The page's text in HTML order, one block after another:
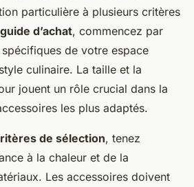
particulière à plusieurs critères
guide d’achat, commencez par
de votre espace
culinaire. La taille et la
jouent un rôle crucial dans la
les plus adaptés.
de sélection, tenez
à la chaleur et de la
Les accessoires doivent